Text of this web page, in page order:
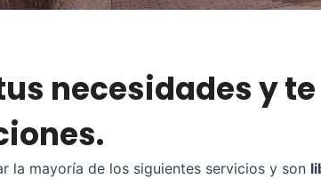
necesidades y
la mayoría de los siguientes servicios y son